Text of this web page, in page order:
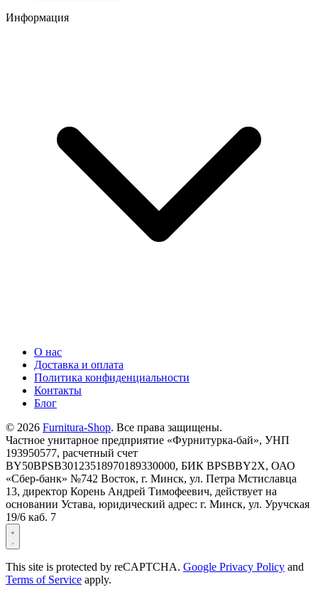
Информация
О нас
Доставка и оплата
Политика конфиденциальности
Контакты
Блог
© 2026 Furnitura-Shop. Все права защищены.
Частное унитарное предприятие «Фурнитурка-бай», УНП
193950577, расчетный счет
BY50BPSB30123518970189330000, БИК BPSBBY2X, ОАО
«Сбер-банк» №742 Восток, г. Минск, ул. Петра Мстиславца
13, директор Корень Андрей Тимофеевич, действует на
основании Устава, юридический адрес: г. Минск, ул. Уручская
19/6 каб. 7
This site is protected by reCAPTCHA. Google Privacy Policy and
Terms of Service apply.